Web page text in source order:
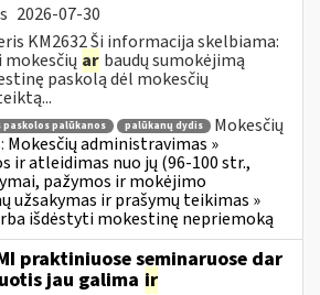
2026-07-30
KM2632 Ši informacija skelbiama:
ar baudų sumokėjimą
paskolą dėl mokesčių
palūkanos palūkanų dydis
Mokesčių
Mokesčių administravimas »
ir atleidimas nuo jų (96-100 str.,
pažymos ir mokėjimo
užsakymas ir prašymų teikimas »
išdėstyti mokestinę nepriemoką
praktiniuose seminaruose dar
jau galima ir